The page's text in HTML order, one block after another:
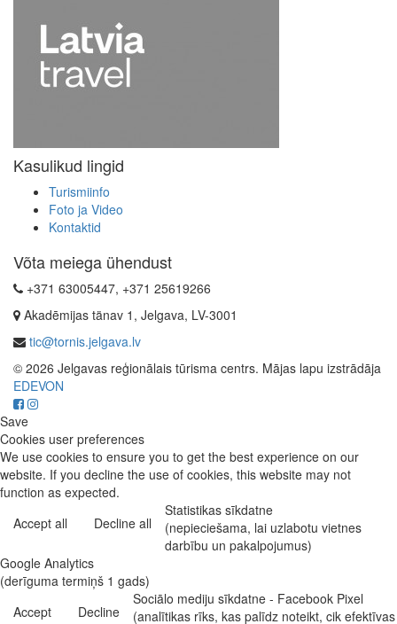
Kasulikud lingid
Turismiinfo
Foto ja Video
Kontaktid
Võta meiega ühendust
+371 63005447, +371 25619266
Akadēmijas tänav 1, Jelgava, LV-3001
tic@tornis.jelgava.lv
© 2026 Jelgavas reģionālais tūrisma centrs. Mājas lapu izstrādāja
EDEVON
Save
Cookies user preferences
We use cookies to ensure you to get the best experience on our
website. If you decline the use of cookies, this website may not
function as expected.
Accept all
Decline all
Statistikas sīkdatne
(nepieciešama, lai uzlabotu vietnes
darbību un pakalpojumus)
Google Analytics
(derīguma termiņš 1 gads)
Accept
Decline
Sociālo mediju sīkdatne - Facebook Pixel
(analītikas rīks, kas palīdz noteikt, cik efektīvas